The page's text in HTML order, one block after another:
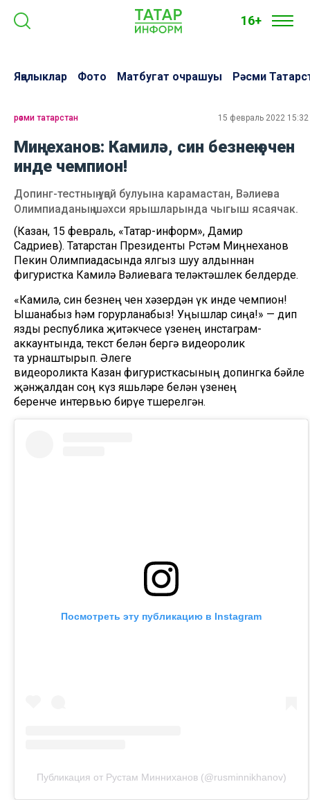
16+
Яңалыклар Фото Матбугат очрашуы Рәсми
рәсми татарстан 15 февраль 2022 15:32
Миңнеханов: Камилә, син безнең өчен
инде чемпион!
Допинг-тестның уңай булуына карамастан, Вәлиева
Олимпиаданың шәхси ярышларында чыгыш ясаячак.
(Казан, 15 февраль, «Татар-информ», Дамир
Садриев). Татарстан Президенты Рөстәм Миңнеханов
Пекин Олимпиадасында ялгыз шуу алдыннан
фигуристка Камилә Вәлиевага теләктәшлек белдерде.
«Камилә, син безнең өчен хәзердән үк инде чемпион!
Ышанабыз һәм горурланабыз! Уңышлар сиңа!» — дип
язды республика җитәкчесе үзенең инстаграм-
аккаунтында, текст белән бергә видеоролик
та урнаштырып. Әлеге
видеороликта Казан фигуристкасының допингка бәйле
җәнҗалдан соң күз яшьләре белән үзенең
беренче интервью бирүе төшерелгән.
Посмотреть эту публикацию в Instagram
Публикация от Рустам Минниханов (@rusminnikhanov)